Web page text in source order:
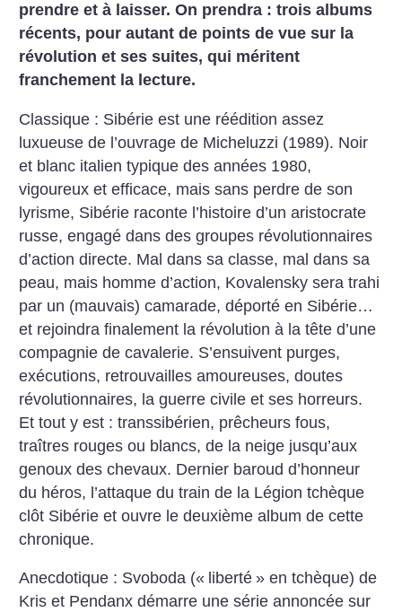
prendre et à laisser. On prendra : trois albums
récents, pour autant de points de vue sur la
révolution et ses suites, qui méritent
franchement la lecture.
Classique : Sibérie est une réédition assez
luxueuse de l’ouvrage de Micheluzzi (1989). Noir
et blanc italien typique des années 1980,
vigoureux et efficace, mais sans perdre de son
lyrisme, Sibérie raconte l’histoire d’un aristocrate
russe, engagé dans des groupes révolutionnaires
d’action directe. Mal dans sa classe, mal dans sa
peau, mais homme d’action, Kovalensky sera trahi
par un (mauvais) camarade, déporté en Sibérie…
et rejoindra finalement la révolution à la tête d’une
compagnie de cavalerie. S’ensuivent purges,
exécutions, retrouvailles amoureuses, doutes
révolutionnaires, la guerre civile et ses horreurs.
Et tout y est : transsibérien, prêcheurs fous,
traîtres rouges ou blancs, de la neige jusqu’aux
genoux des chevaux. Dernier baroud d’honneur
du héros, l’attaque du train de la Légion tchèque
clôt Sibérie et ouvre le deuxième album de cette
chronique.
Anecdotique : Svoboda (« liberté » en tchèque) de
Kris et Pendanx démarre une série annoncée sur